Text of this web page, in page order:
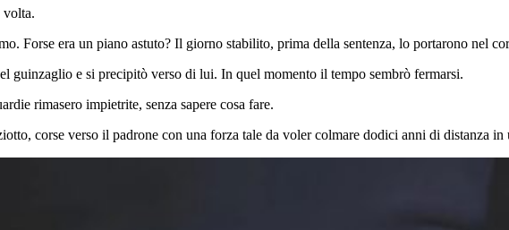
Forse era un piano astuto? Il giorno stabilito, prima della sentenza, lo portarono nel
guinzaglio e si precipitò verso di lui. In quel momento il tempo sembrò fermarsi.
rimasero impietrite, senza sapere cosa fare.
corse verso il padrone con una forza tale da voler colmare dodici anni di distanza in